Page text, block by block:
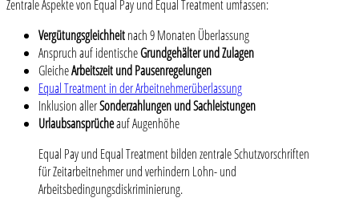
Zentrale Aspekte von Equal Pay und Equal Treatment umfassen:
Vergütungsgleichheitnach 9 Monaten Überlassung
Anspruch auf identischeGrundgehälter und Zulagen
GleicheArbeitszeit und Pausenregelungen
Equal Treatment in der Arbeitnehmerüberlassung
Inklusion allerSonderzahlungen und Sachleistungen
Urlaubsansprücheauf Augenhöhe
Equal Pay und Equal Treatment bilden zentrale Schutzvorschriften
für Zeitarbeitnehmer und verhindern Lohn- und
Arbeitsbedingungsdiskriminierung.